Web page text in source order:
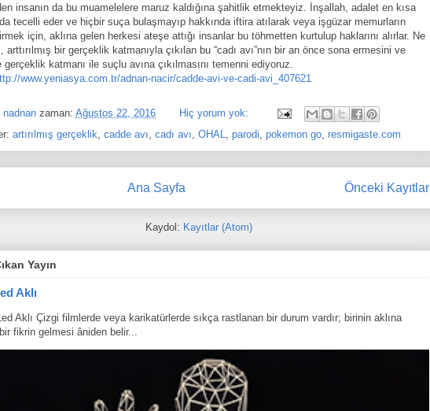
insanın da bu muamelelere maruz kaldığına şahitlik etmekteyiz. İnşallah, adalet en kısa
tecelli eder ve hiçbir suça bulaşmayıp hakkında iftira atılarak veya işgüzar memurların
için, aklına gelen herkesi ateşe attığı insanlar bu töhmetten kurtulup haklarını alırlar. Ne
arttırılmış bir gerçeklik katmanıyla çıkılan bu “cadı avı”nın bir an önce sona ermesini ve
gerçeklik katmanı ile suçlu avına çıkılmasını temenni ediyoruz.
www.yeniasya.com.tr/adnan-nacir/cadde-avi-ve-cadi-avi_407621
nadnan zaman: Ağustos 22, 2016
Hiç yorum yok:
artırılmış gerçeklik cadde avı cadı avı OHAL parodi pokemon go resmigaste.com
Önceki Kayıtlar
Ana Sayfa
Kaydol: Kayıtlar (Atom)
Yayın
Aklı
Aklı Çizgi filmlerde veya karikatürlerde sıkça rastlanan bir durum vardır; birinin aklına
fikrin gelmesi âniden belir...